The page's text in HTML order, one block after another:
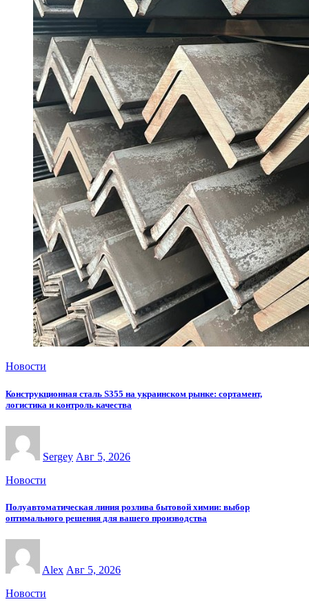
Новости
Конструкционная сталь S355 на украинском рынке: сортамент,
логистика и контроль качества
Sergey Авг 5, 2026
Новости
Полуавтоматическая линия розлива бытовой химии: выбор
оптимального решения для вашего производства
Alex Авг 5, 2026
Новости